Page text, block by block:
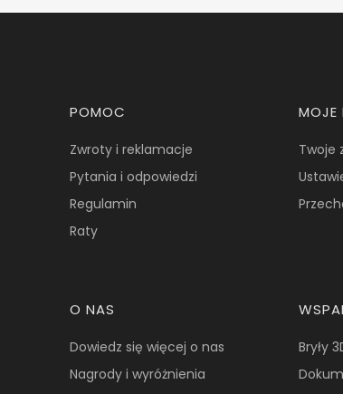
Linki w stopce
POMOC
Zwroty i reklamacje
Pytania i odpowiedzi
Regulamin
Raty
MOJE
Twoje
O NAS
Dowiedz się więcej o nas
Nagrody i wyróżnienia
Bryły